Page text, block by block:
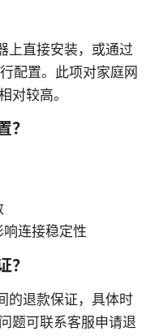
上直接安装，或通过
配置。此项对家庭网
对较高。
？
连接稳定性
？
的退款保证，具体时
题可联系客服申请退